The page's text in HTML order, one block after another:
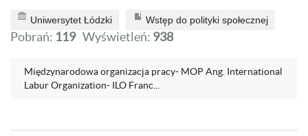
Uniwersytet Łódzki Wstęp do polityki społecznej
Pobrań: 119 Wyświetleń: 938
Międzynarodowa organizacja pracy- MOP Ang. International
Labur Organization- ILO Franc...